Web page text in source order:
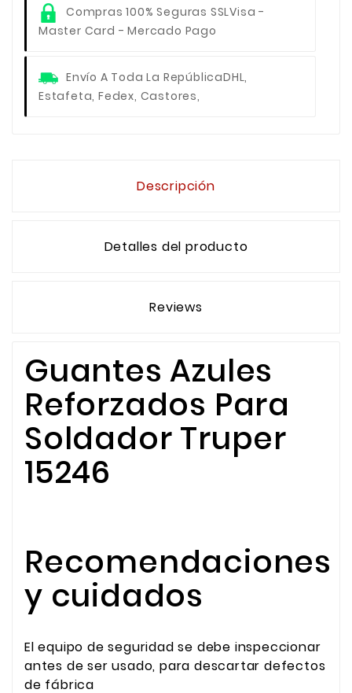
Compras 100% Seguras SSLVisa -
Master Card - Mercado Pago
Envío A Toda La RepúblicaDHL,
Estafeta, Fedex, Castores,
Descripción
Detalles del producto
Reviews
Guantes Azules
Reforzados Para
Soldador Truper
15246
Recomendaciones
y cuidados
El equipo de seguridad se debe inspeccionar
antes de ser usado, para descartar defectos
de fábrica